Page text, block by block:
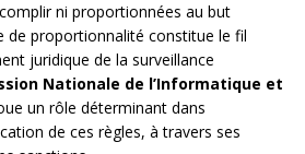
ni proportionnées au but
de proportionnalité constitue le fil
juridique de la surveillance
Nationale de l’Informatique et
un rôle déterminant dans
de ces règles, à travers ses